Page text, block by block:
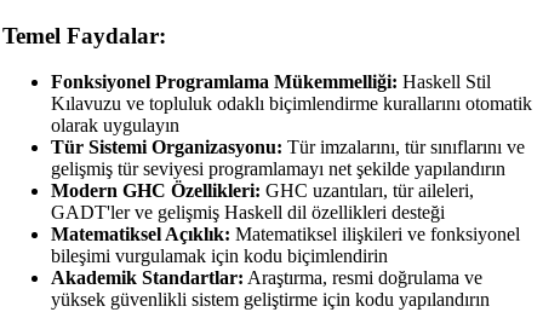
Temel Faydalar:
Fonksiyonel Programlama Mükemmelliği: Haskell Stil
Kılavuzu ve topluluk odaklı biçimlendirme kurallarını otomatik
olarak uygulayın
Tür Sistemi Organizasyonu: Tür imzalarını, tür sınıflarını ve
gelişmiş tür seviyesi programlamayı net şekilde yapılandırın
Modern GHC Özellikleri: GHC uzantıları, tür aileleri,
GADT'ler ve gelişmiş Haskell dil özellikleri desteği
Matematiksel Açıklık: Matematiksel ilişkileri ve fonksiyonel
bileşimi vurgulamak için kodu biçimlendirin
Akademik Standartlar: Araştırma, resmi doğrulama ve
yüksek güvenlikli sistem geliştirme için kodu yapılandırın